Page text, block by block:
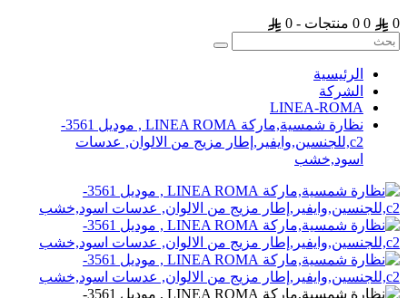
0
0 0 منتجات - 0
الرئيسية
الشركة
LINEA-ROMA
نظارة شمسية,ماركة LINEA ROMA , موديل 3561-
c2,للجنسين,وايفير,إطار مزيج من الالوان, عدسات
اسود,خشب